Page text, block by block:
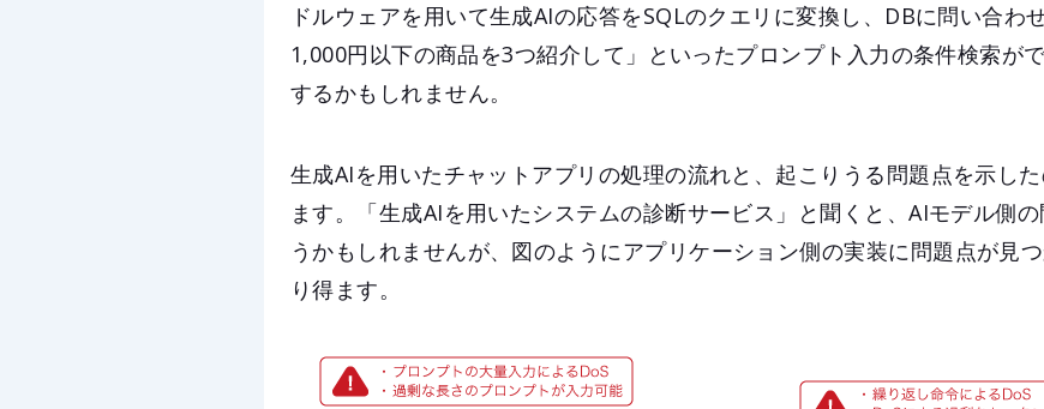
ドルウェアを用いて生成AIの応答をSQLのクエリに変換し、DBに問い合わ
1,000円以下の商品を3つ紹介して」といったプロンプト入力の条件検索が
するかもしれません。
生成AIを用いたチャットアプリの処理の流れと、起こりうる問題点を示し
ます。「生成AIを用いたシステムの診断サービス」と聞くと、AIモデル側
うかもしれませんが、図のようにアプリケーション側の実装に問題点が見
り得ます。